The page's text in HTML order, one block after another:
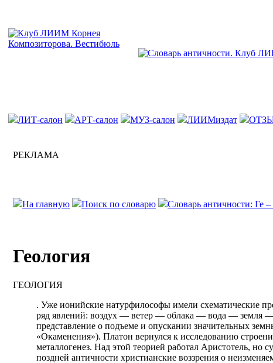
ЛИТ-салон АРТ-салон МУЗ-салон ЛИИМиздат
РЕКЛАМА
На главную Поиск по словарю Словарь античности: Ге –
Геология
ГЕОЛОГИЯ
. Уже ионийские натурфилософы имели схематические
ряд явлений: воздух — ветер — облака — вода — земля —
представление о подъеме и опускании значительных
«Окаменения»). Платон вернулся к исследованию
металлогенез. Над этой теорией работал Аристотель,
поздней античности христианские воззрения о